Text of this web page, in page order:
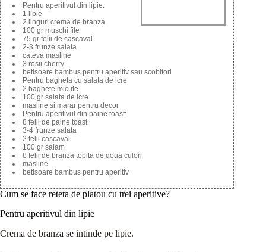
Pentru aperitivul din lipie:
1 lipie
2 linguri crema de branza
100 gr muschi file
75 gr felii de cascaval
2-3 frunze salata
cateva masline
3 rosii cherry
betisoare bambus pentru aperitiv sau scobitori
Pentru bagheta cu salata de icre
2 baghete micute
100 gr salata de icre
masline si marar pentru decor
Pentru aperitivul din paine toast:
8 felii de paine toast
3-4 frunze salata
2 felii cascaval
100 gr salam
8 felii de branza topita de doua culori
masline
betisoare bambus pentru aperitiv
Cum se face reteta de platou cu trei aperitive?
Pentru aperitivul din lipie
Crema de branza se intinde pe lipie.